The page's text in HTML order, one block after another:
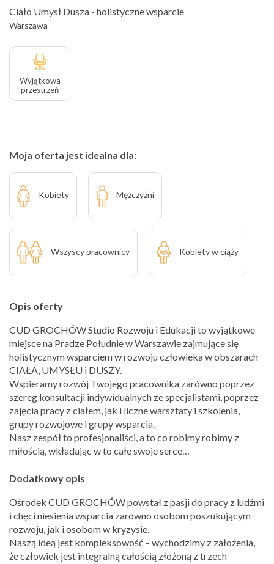
Ciało Umysł Dusza - holistyczne wsparcie
Warszawa
Wyjątkowa
przestrzeń
Moja oferta jest idealna dla:
Kobiety Mężczyźni
Wszyscy pracownicy Kobiety w ciąży
Opis oferty
CUD GROCHÓW Studio Rozwoju i Edukacji to wyjątkowe
miejsce na Pradze Południe w Warszawie zajmujące się
holistycznym wsparciem w rozwoju człowieka w obszarach
CIAŁA, UMYSŁU i DUSZY.
Wspieramy rozwój Twojego pracownika zarówno poprzez
szereg konsultacji indywidualnych ze specjalistami, poprzez
zajęcia pracy z ciałem, jak i liczne warsztaty i szkolenia,
grupy rozwojowe i grupy wsparcia.
Nasz zespół to profesjonaliści, a to co robimy robimy z
miłością, wkładając w to całe swoje serce…
Dodatkowy opis
Ośrodek CUD GROCHÓW powstał z pasji do pracy z ludźmi
i chęci niesienia wsparcia zarówno osobom poszukującym
rozwoju, jak i osobom w kryzysie.
Naszą ideą jest kompleksowość – wychodzimy z założenia,
że człowiek jest integralną całością złożoną z trzech